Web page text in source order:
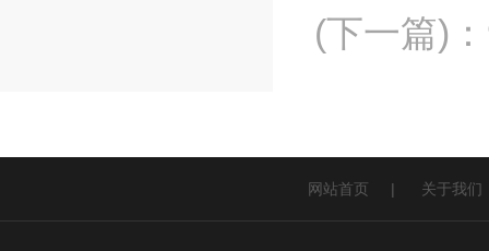
(下一篇) ：
网站首页 | 关于我们